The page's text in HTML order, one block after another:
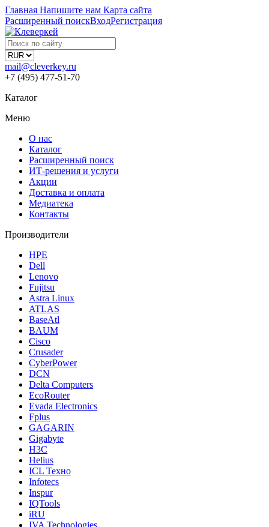
Главная Напишите нам Карта сайта
Расширенный поискВходРегистрация
mail@cleverkey.ru
+7 (495) 477-51-70
Каталог
Меню
О нас
Каталог
Расширенный поиск
ИТ-решения и услуги
Акции
Доставка и оплата
Медиатека
Контакты
Производители
HPE
Dell
Lenovo
Fujitsu
Astra Linux
ATLAS
BaseAtl
BAUM
Cisco
Crusader
CyberPower
DCN
Delta Computers
EcoRouter
Evada Electronics
Fplus
GAGARIN
Gigabyte
H3C
Helius
ICL Техно
Infotecs
Inspur
IQTools
iRU
IVA Technologies